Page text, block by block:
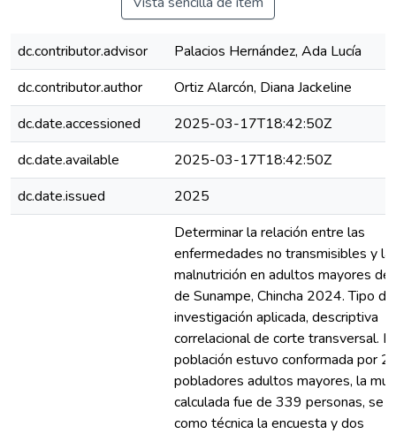
dc.contributor.advisor
Palacios Hernández, Ada Lucía
dc.contributor.author
Ortiz Alarcón, Diana Jackeline
dc.date.accessioned
2025-03-17T18:42:50Z
dc.date.available
2025-03-17T18:42:50Z
dc.date.issued
2025
Determinar la relación entre las
enfermedades no transmisibles y la
malnutrición en adultos mayores
de Sunampe, Chincha 2024. Tipo de
investigación aplicada, descriptiva
correlacional de corte transversal.
población estuvo conformada por
pobladores adultos mayores, la
calculada fue de 339 personas, se
como técnica la encuesta y dos